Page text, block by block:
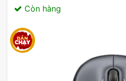
Còn hàng